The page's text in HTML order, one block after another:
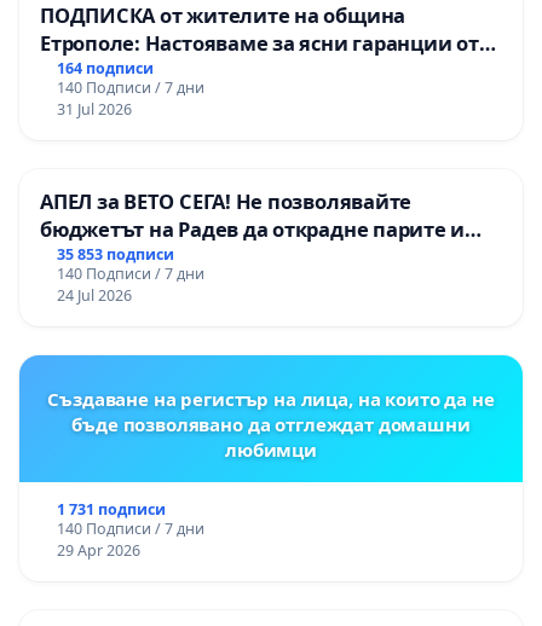
ПОДПИСКА от жителите на община
Етрополе: Настояваме за ясни гаранции от
“Елаците-МЕД” АД и от държавата, че ще се
изпълнят всички екологични норми!
164 подписи
140 Подписи / 7 дни
31 Jul 2026
АПЕЛ за ВЕТО СЕГА! Не позволявайте
бюджетът на Радев да открадне парите и
правата ни в тъмното
35 853 подписи
140 Подписи / 7 дни
24 Jul 2026
Създаване на регистър на лица, на които да не
бъде позволявано да отглеждат домашни
любимци
1 731 подписи
140 Подписи / 7 дни
29 Apr 2026